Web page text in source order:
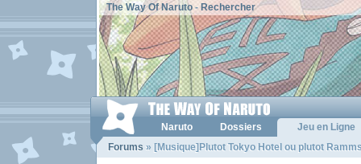
The Way Of Naruto- Rechercher
Naruto Dossiers
Jeu en Ligne
Forums » [Musique]Plutot Tokyo Hotel ou plutot